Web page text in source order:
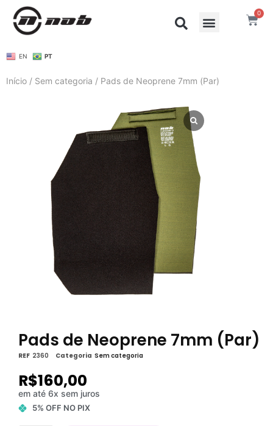
0
EN PT
Início / Sem categoria / Pads de Neoprene 7mm (Par)
Pads de Neoprene 7mm (Par)
REF 2360 Categoria Sem categoria
R$160,00
em até 6x sem juros
5% OFF NO PIX